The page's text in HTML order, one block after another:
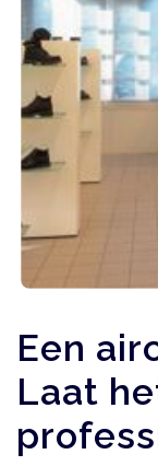
Een
Laat